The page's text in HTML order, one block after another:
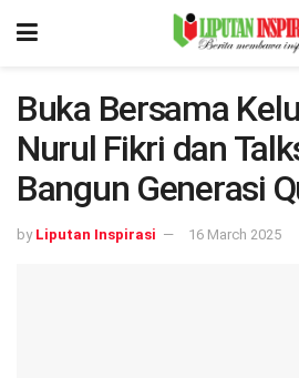
Buka Bersama
Nurul Fikri dan
Bangun Generasi
by Liputan Inspirasi 16 March 2025